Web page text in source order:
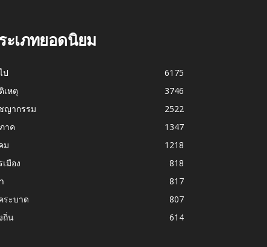
ะเภทยอดนิยม
ป
6175
เหตุ
3746
ญากรรม
2522
าค
1347
ม
1218
เมือง
818
817
ระบาด
807
ถิ่น
614